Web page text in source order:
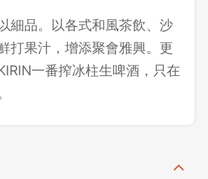
細品。以各式和風茶飲、沙
打果汁，增添聚會雅興。更
一番搾冰柱生啤酒，只在